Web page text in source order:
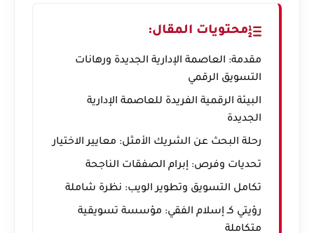
محتويات المقال:
مقدمة: العاصمة الإدارية الجديدة ورهانات
التسويق الرقمي
البيئة الرقمية الفريدة للعاصمة الإدارية
الجديدة
رحلة البحث عن الشريك الأمثل: معايير الاختيار
تحديات وفرص: إبرام الصفقات الناجحة
تكامل التسويق وتطوير الويب: نظرة شاملة
رؤيتي كـ إسلام الفقي: مؤسسة تسويقية
متكاملة